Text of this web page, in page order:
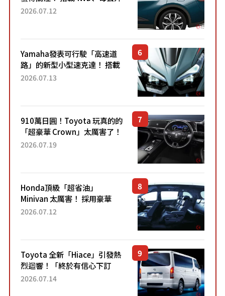
22.4公里低油耗表現超亮眼！
2026.07.12
Yamaha發表可行駛「高速道
路」的新型小型速克達！ 搭載
能享受超強勁「渦輪感」的動
2026.07.13
910萬日圓！Toyota 玩真的的
「超豪華 Crown」太厲害了！
採用由「匠人技藝」打造的
2026.07.19
Honda頂級「超省油」
Minivan 太厲害！ 採用豪華
「真皮座椅」與專屬「黑色內
「三...
2026.07.12
Toyota 全新「Hiace」引發熱
烈迴響！「終於有信心下訂
了！」「哪個等級交車最
2026.07.14